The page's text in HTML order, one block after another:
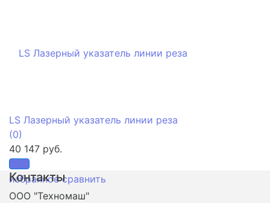
избранное сравнить
LS Лазерный указатель линии реза
(0)
40 147 руб.
Контакты
ООО "Техномаш"